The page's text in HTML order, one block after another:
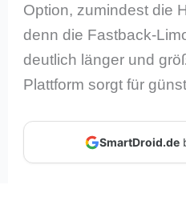
Option, zumindest die
denn die Fastback-
deutlich länger und
Plattform sorgt für
SmartDroid.de